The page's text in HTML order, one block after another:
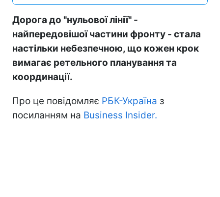
Дорога до "нульової лінії" -
найпередовішої частини фронту - стала
настільки небезпечною, що кожен крок
вимагає ретельного планування та
координації.
Про це повідомляє РБК-Україна з
посиланням на Business Insider.